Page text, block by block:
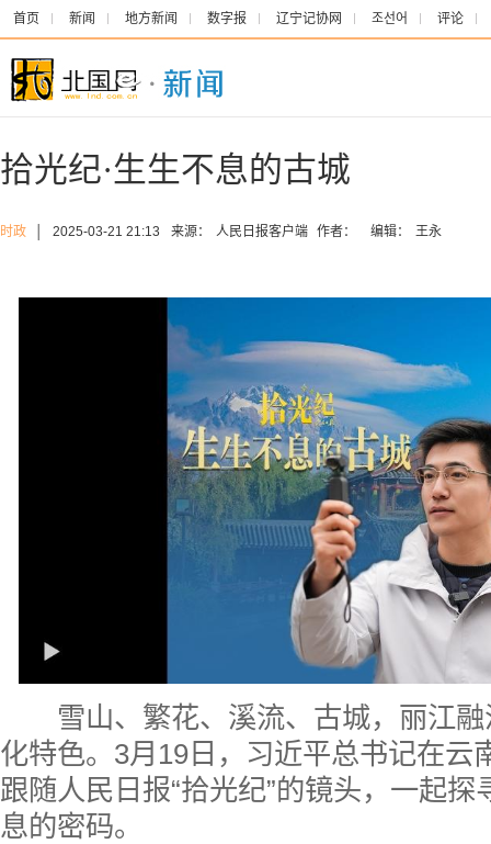
首页 新闻 地方新闻 数字报 辽宁记协网 조선어 评论
拾光纪·生生不息的古城
时政 2025-03-21 21:13 来源： 人民日报客户端 作者： 编辑： 王永
雪山、繁花、溪流、古城，丽江
化特色。3月19日，习近平总书记在云
跟随人民日报“拾光纪”的镜头，一起
息的密码。